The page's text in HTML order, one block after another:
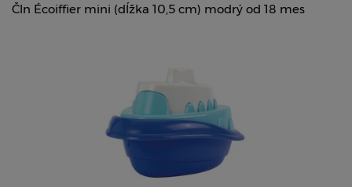
Čln Écoiffier mini (dĺžka 10,5 cm) modrý od 18 mes